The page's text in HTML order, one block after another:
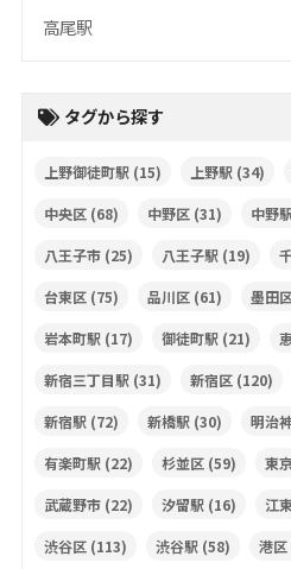
高尾駅
タグから探す
上野御徒町駅 (15) 上野駅 (34)
中央区(68) 中野区(31) 中野駅
八王子市(25) 八王子駅 (19)
台東区(75) 品川区(61) 墨田
岩本町駅 (17) 御徒町駅 (21)
新宿三丁目駅 (31) 新宿区(120)
新宿駅 (72) 新橋駅 (30) 明治
有楽町駅 (22) 杉並区(59) 東
武蔵野市(22) 汐留駅 (16) 江
渋谷区(113) 渋谷駅 (58) 港区